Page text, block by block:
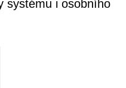
systému i osobního